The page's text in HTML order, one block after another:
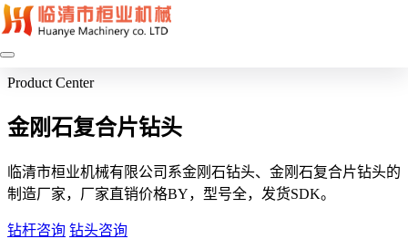
Product Center
金刚石复合片钻头
临清市桓业机械有限公司系金刚石钻头、金刚石复合片钻头的
制造厂家，厂家直销价格BY，型号全，发货SDK。
钻杆咨询 钻头咨询